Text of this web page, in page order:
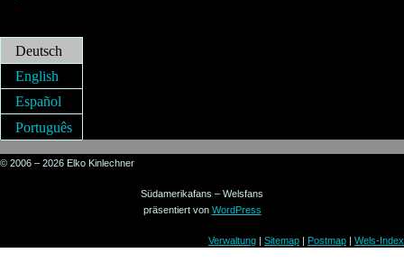
Deutsch
English
Español
Português
© 2006 – 2026 Elko Kinlechner
Südamerikafans – Welsfans
präsentiert von WordPress
Verwaltung | Sitemap | Postmap | Wels-Index